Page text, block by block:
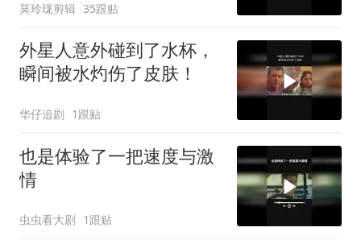
莫玲珑剪辑 35跟贴
外星人意外碰到了水杯，
瞬间被水灼伤了皮肤！
华仔追剧 1跟贴
也是体验了一把速度与激
情
虫虫看大剧 1跟贴